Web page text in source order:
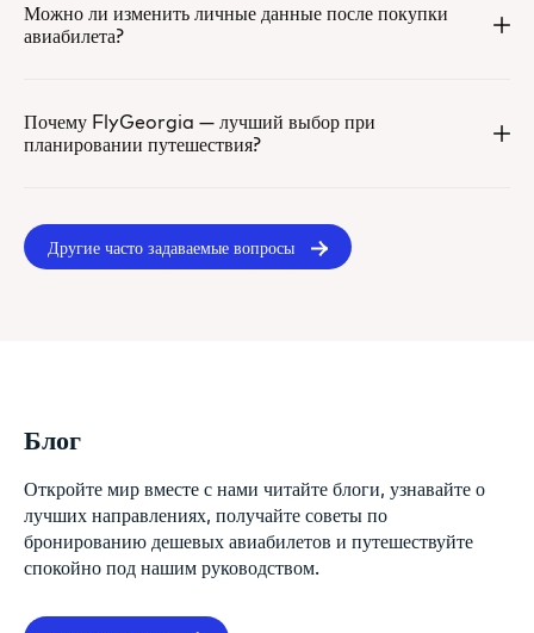
Можно ли изменить личные данные после покупки
авиабилета?
Почему FlyGeorgia — лучший выбор при
планировании путешествия?
Другие часто задаваемые вопросы
Блог
Откройте мир вместе с нами читайте блоги, узнавайте о
лучших направлениях, получайте советы по
бронированию дешевых авиабилетов и путешествуйте
спокойно под нашим руководством.